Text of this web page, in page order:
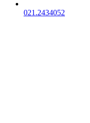
021.2434052